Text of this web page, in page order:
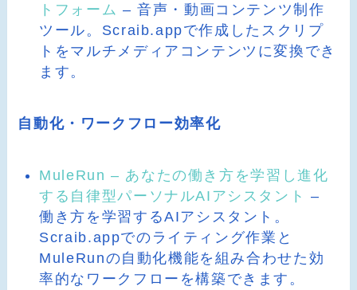
トフォーム – 音声・動画コンテンツ制作
ツール。Scraib.appで作成したスクリプ
トをマルチメディアコンテンツに変換でき
ます。
自動化・ワークフロー効率化
MuleRun – あなたの働き方を学習し進化
する自律型パーソナルAIアシスタント –
働き方を学習するAIアシスタント。
Scraib.appでのライティング作業と
MuleRunの自動化機能を組み合わせた効
率的なワークフローを構築できます。